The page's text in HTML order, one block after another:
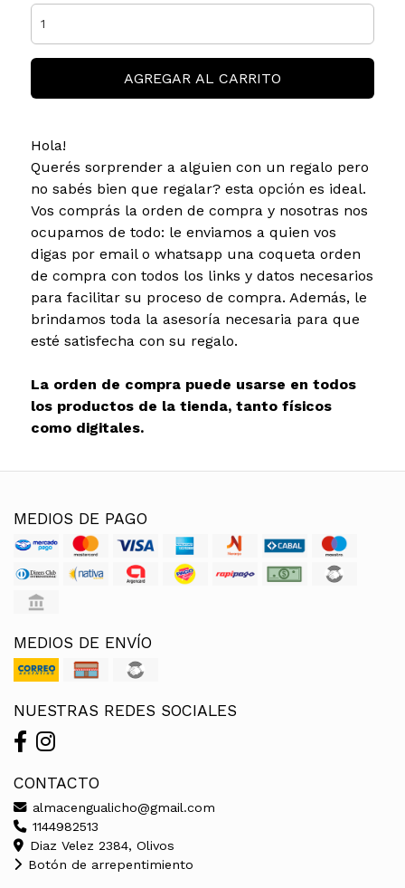
AGREGAR AL CARRITO
Hola!
Querés sorprender a alguien con un regalo pero
no sabés bien que regalar? esta opción es ideal.
Vos comprás la orden de compra y nosotras nos
ocupamos de todo: le enviamos a quien vos
digas por email o whatsapp una coqueta orden
de compra con todos los links y datos necesarios
para facilitar su proceso de compra. Además, le
brindamos toda la asesoría necesaria para que
esté satisfecha con su regalo.
La orden de compra puede usarse en todos
los productos de la tienda, tanto físicos
como digitales.
MEDIOS DE PAGO
MEDIOS DE ENVÍO
NUESTRAS REDES SOCIALES
CONTACTO
almacengualicho@gmail.com
1144982513
Diaz Velez 2384, Olivos
Botón de arrepentimiento